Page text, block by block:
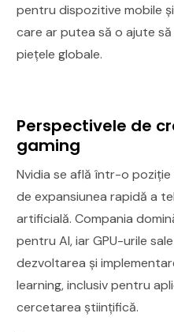
pentru dispozitive mobile
care ar putea să o ajute
piețele globale.
Perspectivele de
gaming
Nvidia se află într-o
de expansiunea rapidă a
artificială. Compania
pentru AI, iar GPU-urile
dezvoltarea și
learning, inclusiv pentru
cercetarea științifică.